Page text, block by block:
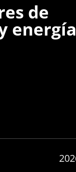
de
energía